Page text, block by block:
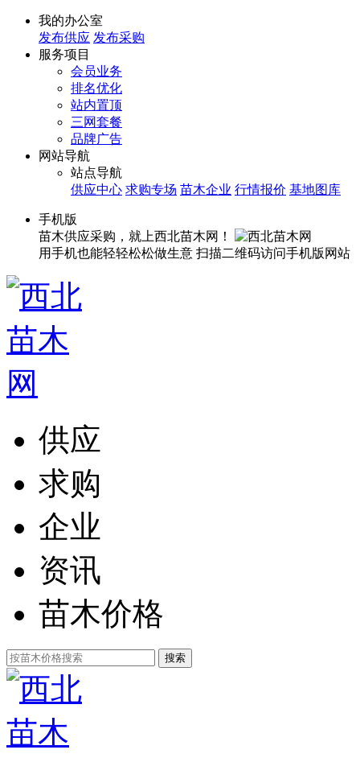
我的办公室
发布供应 发布采购
服务项目
会员业务
排名优化
站内置顶
三网套餐
品牌广告
网站导航
站点导航
供应中心 求购专场 苗木企业 行情报价 基地图库
手机版
苗木供应采购，就上西北苗木网！
用手机也能轻轻松松做生意 扫描二维码访问手机版网站
供应
求购
企业
资讯
苗木价格